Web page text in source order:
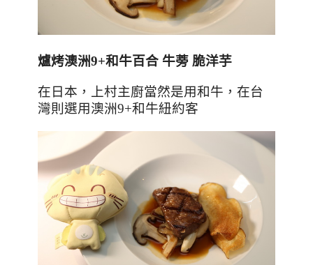
爐烤澳洲9+和牛百合 牛蒡 脆洋芋
在日本，上村主廚當然是用和牛，在台
灣則選用澳洲9+和牛紐約客